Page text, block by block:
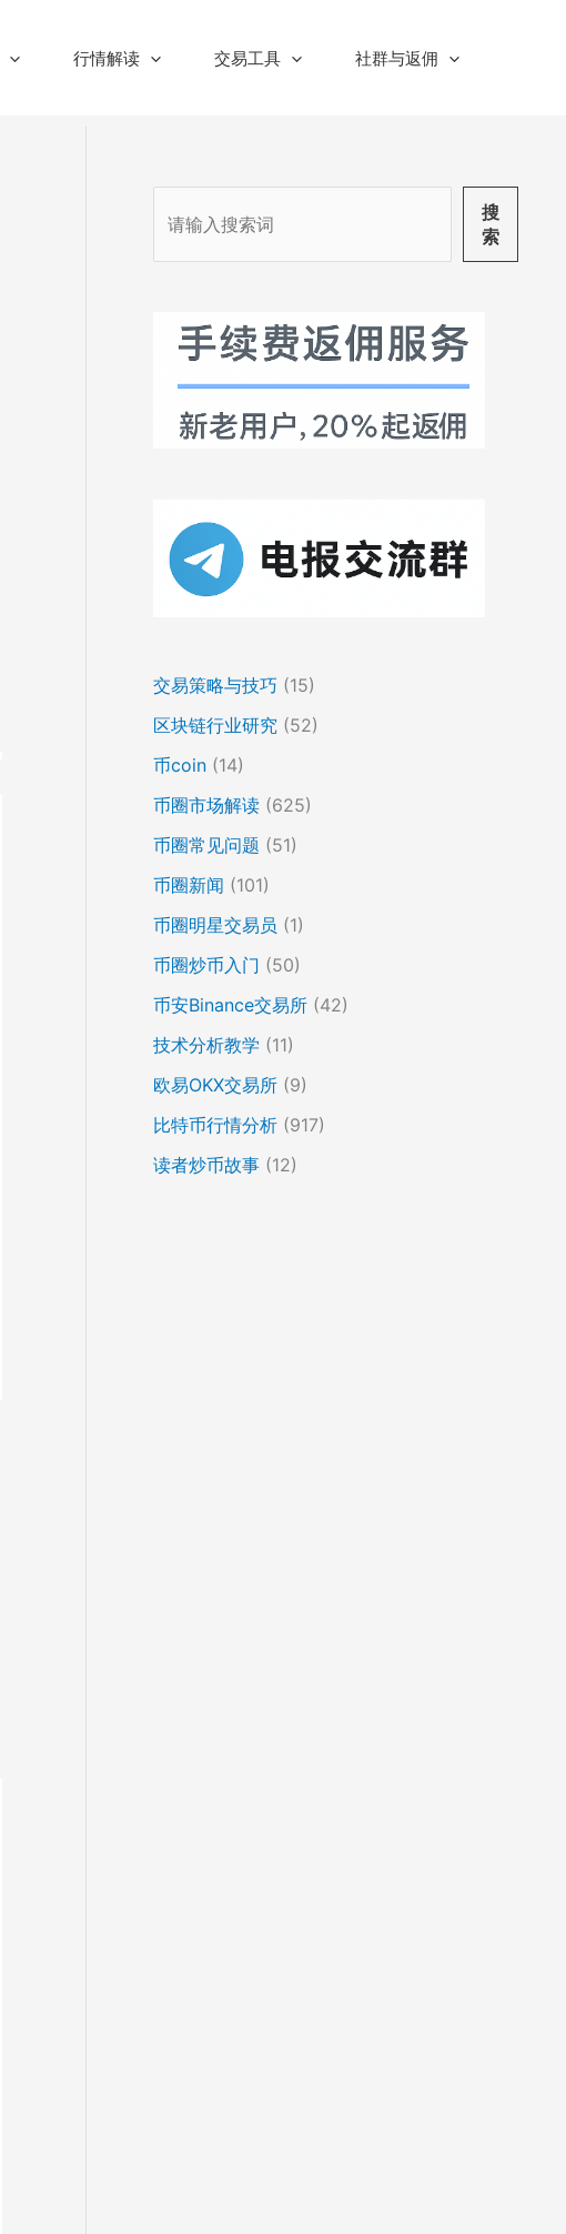
行情解读 交易工具 社群与返佣
搜
索
交易策略与技巧 (15)
区块链行业研究 (52)
币coin (14)
币圈市场解读 (625)
币圈常见问题 (51)
币圈新闻 (101)
币圈明星交易员 (1)
币圈炒币入门 (50)
币安Binance交易所 (42)
技术分析教学 (11)
欧易OKX交易所 (9)
比特币行情分析 (917)
读者炒币故事 (12)